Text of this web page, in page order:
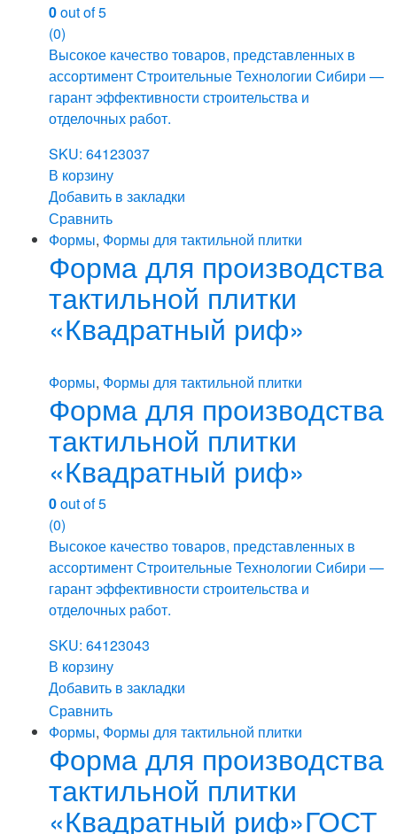
0out of 5
(0)
Высокое качество товаров, представленных в
ассортимент Строительные Технологии Сибири —
гарант эффективности строительства и
отделочных работ.
SKU: 64123037
В корзину
Добавить в закладки
Сравнить
Формы, Формы для тактильной плитки
Форма для производства
тактильной плитки
«Квадратный риф»
Формы, Формы для тактильной плитки
Форма для производства
тактильной плитки
«Квадратный риф»
0out of 5
(0)
Высокое качество товаров, представленных в
ассортимент Строительные Технологии Сибири —
гарант эффективности строительства и
отделочных работ.
SKU: 64123043
В корзину
Добавить в закладки
Сравнить
Формы, Формы для тактильной плитки
Форма для производства
тактильной плитки
«Квадратный риф»ГОСТ